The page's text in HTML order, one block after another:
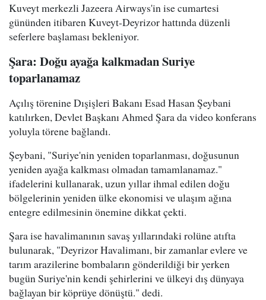
Kuveyt merkezli Jazeera Airways'in ise cumartesi
gününden itibaren Kuveyt-Deyrizor hattında düzenli
seferlere başlaması bekleniyor.
Şara: Doğu ayağa kalkmadan Suriye
toparlanamaz
Açılış törenine Dışişleri Bakanı Esad Hasan Şeybani
katılırken, Devlet Başkanı Ahmed Şara da video konferans
yoluyla törene bağlandı.
Şeybani, "Suriye'nin yeniden toparlanması, doğusunun
yeniden ayağa kalkması olmadan tamamlanamaz."
ifadelerini kullanarak, uzun yıllar ihmal edilen doğu
bölgelerinin yeniden ülke ekonomisi ve ulaşım ağına
entegre edilmesinin önemine dikkat çekti.
Şara ise havalimanının savaş yıllarındaki rolüne atıfta
bulunarak, "Deyrizor Havalimanı, bir zamanlar evlere ve
tarım arazilerine bombaların gönderildiği bir yerken
bugün Suriye'nin kendi şehirlerini ve ülkeyi dış dünyaya
bağlayan bir köprüye dönüştü." dedi.